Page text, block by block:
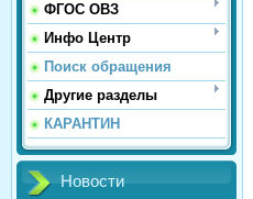
ФГОС ОВЗ
Инфо Центр
Поиск обращения
Другие разделы
КАРАНТИН
Новости